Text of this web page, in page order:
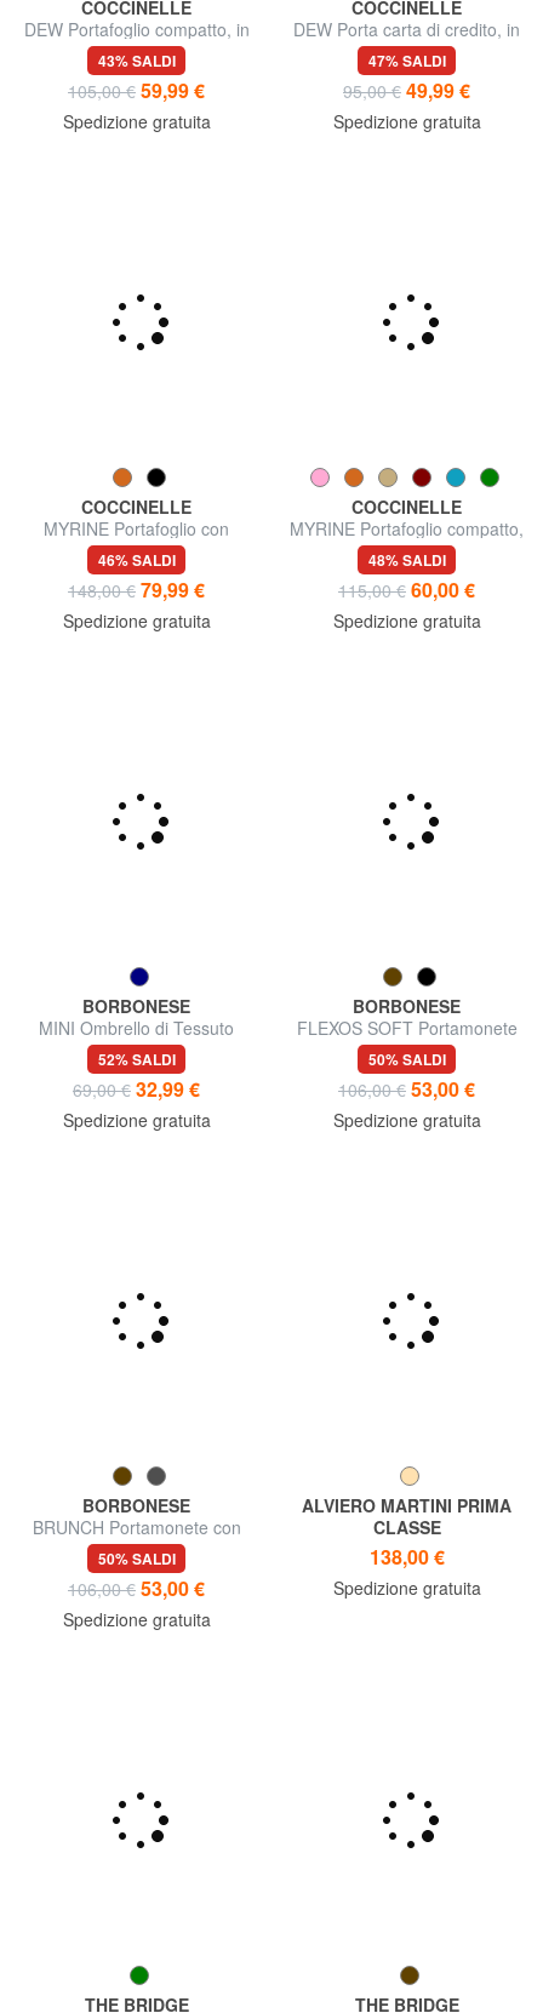
COCCINELLE
DEW Portafoglio compatto, in
pelle
43% SALDI
105,00 € 59,99 €
COCCINELLE
DEW Porta carta di credito, in
pelle
47% SALDI
95,00 € 49,99 €
COCCINELLE
MYRINE Portafoglio con
portamonete, in pelle
46% SALDI
148,00 € 79,99 €
COCCINELLE
MYRINE Portafoglio compatto,
in pelle
48% SALDI
115,00 € 60,00 €
BORBONESE
MINI Ombrello di Tessuto
Riciclato OP
52% SALDI
69,00 € 32,99 €
BORBONESE
FLEXOS SOFT Portamonete
con moschettone
50% SALDI
106,00 € 53,00 €
BORBONESE
BRUNCH Portamonete con
moschettone
50% SALDI
106,00 € 53,00 €
ALVIERO MARTINI PRIMA
CLASSE
Portafoglio GEO CLASSIC,
con targhetta logata
138,00 €